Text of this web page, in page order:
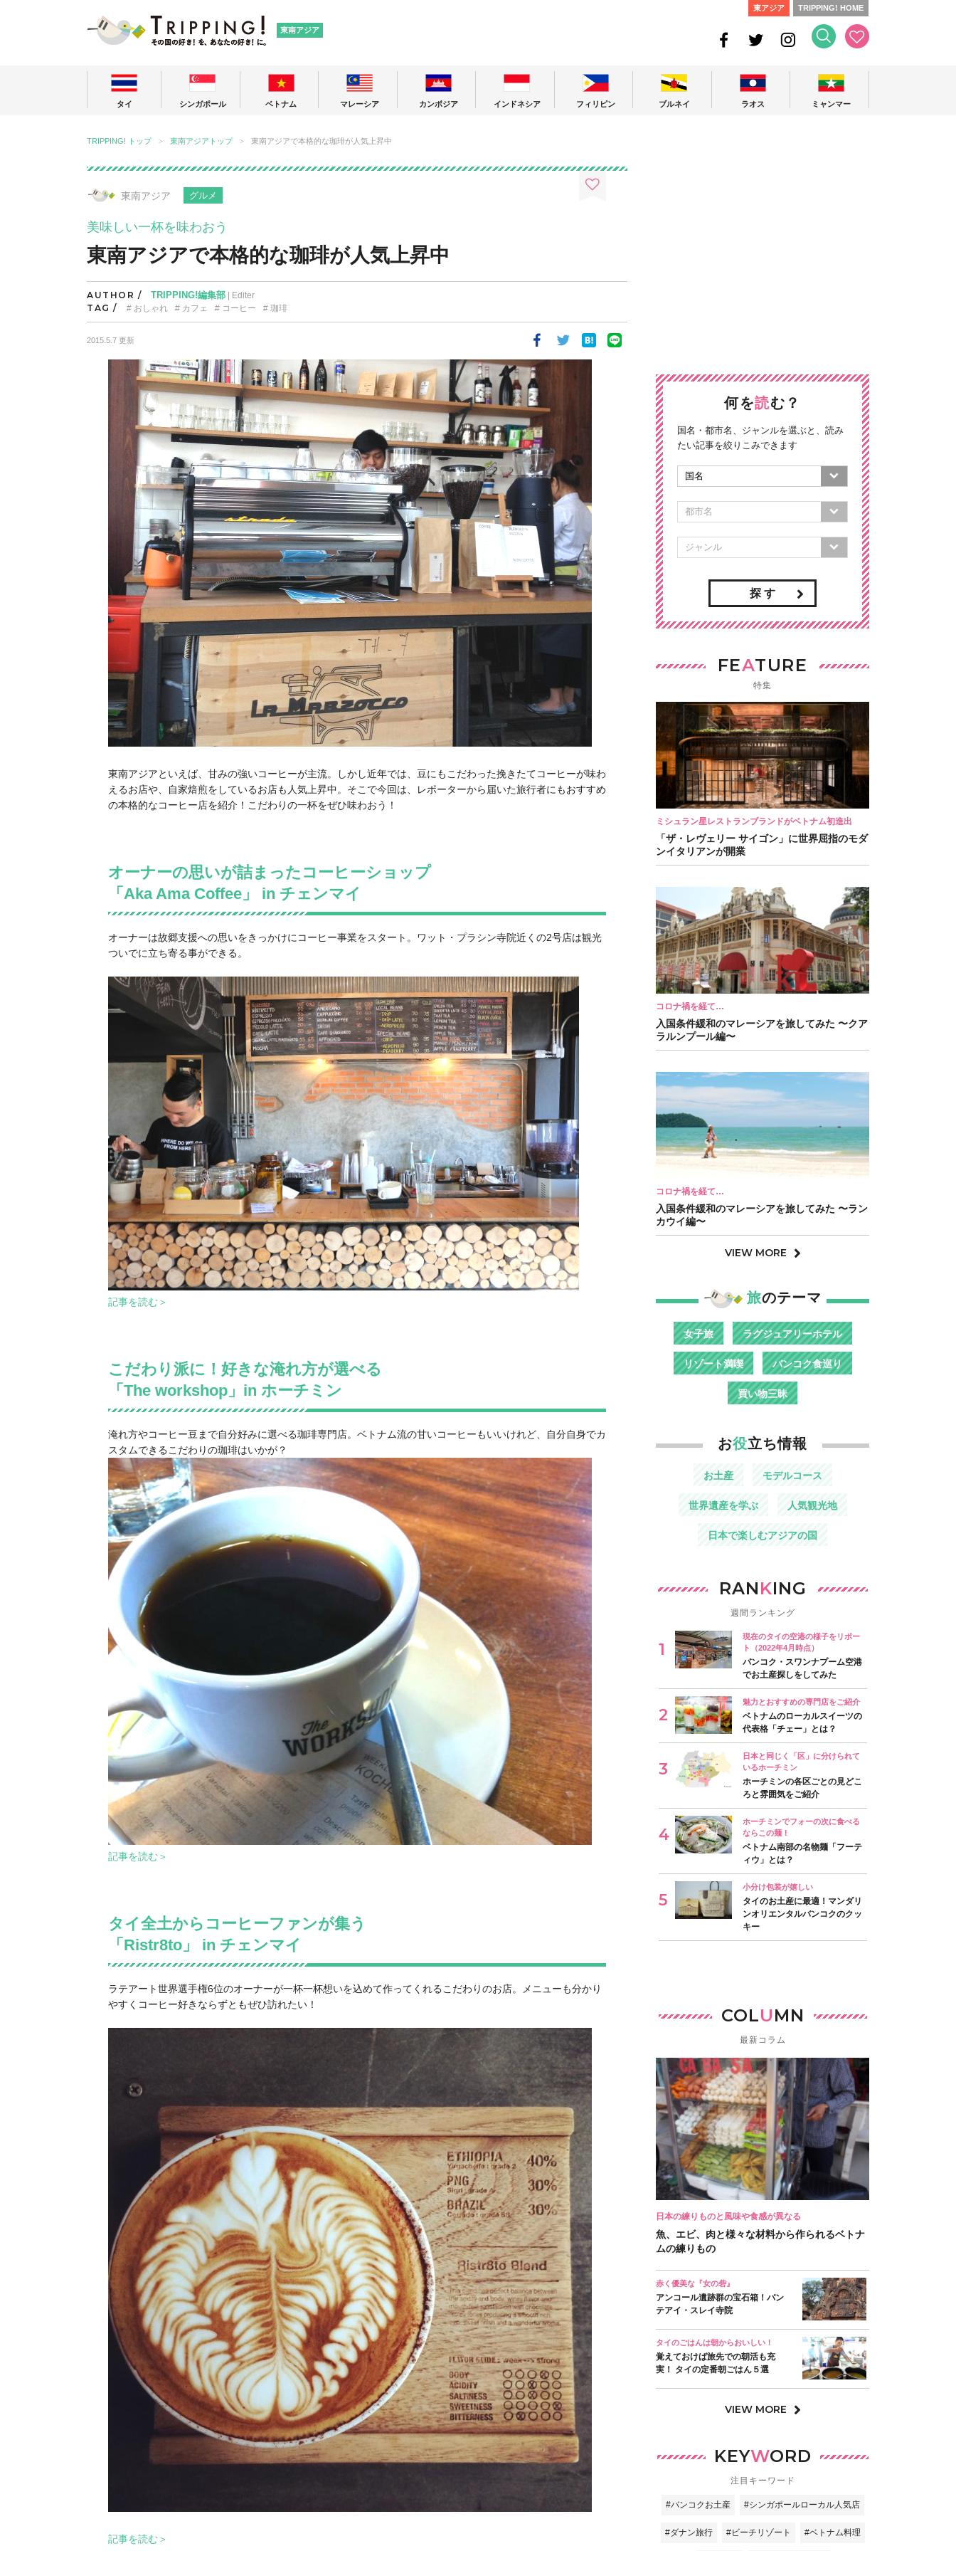
東南アジア
東アジア TRIPPING! HOME
タイ シンガポール ベトナム マレーシア カンボジア インドネシア フィリピン ブルネイ ラオス ミャンマー
TRIPPING! トップ 東南アジアトップ 東南アジアで本格的な珈琲が人気上昇中
東南アジア グルメ
美味しい一杯を味わおう
東南アジアで本格的な珈琲が人気上昇中
AUTHOR / TRIPPING!編集部 | Editer
TAG / おしゃれ カフェ コーヒー 珈琲
2015.5.7 更新
東南アジアといえば、甘みの強いコーヒーが主流。しかし近年では、豆にもこだわった挽きたてコーヒーが味わ
えるお店や、自家焙煎をしているお店も人気上昇中。そこで今回は、レポーターから届いた旅行者にもおすすめ
の本格的なコーヒー店を紹介！こだわりの一杯をぜひ味わおう！
オーナーの思いが詰まったコーヒーショップ
「Aka Ama Coffee」 in チェンマイ
オーナーは故郷支援への思いをきっかけにコーヒー事業をスタート。ワット・プラシン寺院近くの2号店は観光
ついでに立ち寄る事ができる。
記事を読む＞
こだわり派に！好きな淹れ方が選べる
「The workshop」in ホーチミン
淹れ方やコーヒー豆まで自分好みに選べる珈琲専門店。ベトナム流の甘いコーヒーもいいけれど、自分自身でカ
スタムできるこだわりの珈琲はいかが？
記事を読む＞
タイ全土からコーヒーファンが集う
「Ristr8to」 in チェンマイ
ラテアート世界選手権6位のオーナーが一杯一杯想いを込めて作ってくれるこだわりのお店。メニューも分かり
やすくコーヒー好きならずともぜひ訪れたい！
記事を読む＞
何を読む？
国名・都市名、ジャンルを選ぶと、読み
たい記事を絞りこみできます
探 す
FEATURE
特集
ミシュラン星レストランブランドがベトナム初進出
「ザ・レヴェリー サイゴン」に世界屈指のモダ
ンイタリアンが開業
コロナ禍を経て…
入国条件緩和のマレーシアを旅してみた 〜クア
ラルンプール編〜
コロナ禍を経て…
入国条件緩和のマレーシアを旅してみた 〜ラン
カウイ編〜
VIEW MORE
旅のテーマ
女子旅 ラグジュアリーホテル
リゾート満喫 バンコク食巡り
買い物三昧
お役立ち情報
お土産 モデルコース
世界遺産を学ぶ 人気観光地
日本で楽しむアジアの国
RANKING
週間ランキング
現在のタイの空港の様子をリポー
ト（2022年4月時点）
バンコク・スワンナプーム空港
でお土産探しをしてみた
魅力とおすすめの専門店をご紹介
ベトナムのローカルスイーツの
代表格「チェー」とは？
日本と同じく「区」に分けられて
いるホーチミン
ホーチミンの各区ごとの見どこ
ろと雰囲気をご紹介
ホーチミンでフォーの次に食べる
ならこの麺！
ベトナム南部の名物麺「フーテ
ィウ」とは？
小分け包装が嬉しい
タイのお土産に最適！マンダリ
ンオリエンタルバンコクのクッ
キー
COLUMN
最新コラム
日本の練りものと風味や食感が異なる
魚、エビ、肉と様々な材料から作られるベトナ
ムの練りもの
赤く優美な『女の砦』
アンコール遺跡群の宝石箱！バン
テアイ・スレイ寺院
タイのごはんは朝からおいしい！
覚えておけば旅先での朝活も充
実！ タイの定番朝ごはん５選
VIEW MORE
KEYWORD
注目キーワード
#バンコクお土産 #シンガポールローカル人気店
#ダナン旅行 #ビーチリゾート #ベトナム料理